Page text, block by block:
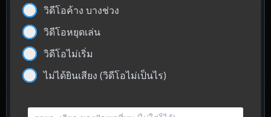
วิดีโอค้าง บางช่วง
วิดีโอหยุดเล่น
วิดีโอไม่เริ่ม
ไม่ได้ยินเสียง (วิดีโอไม่เป็นไร)